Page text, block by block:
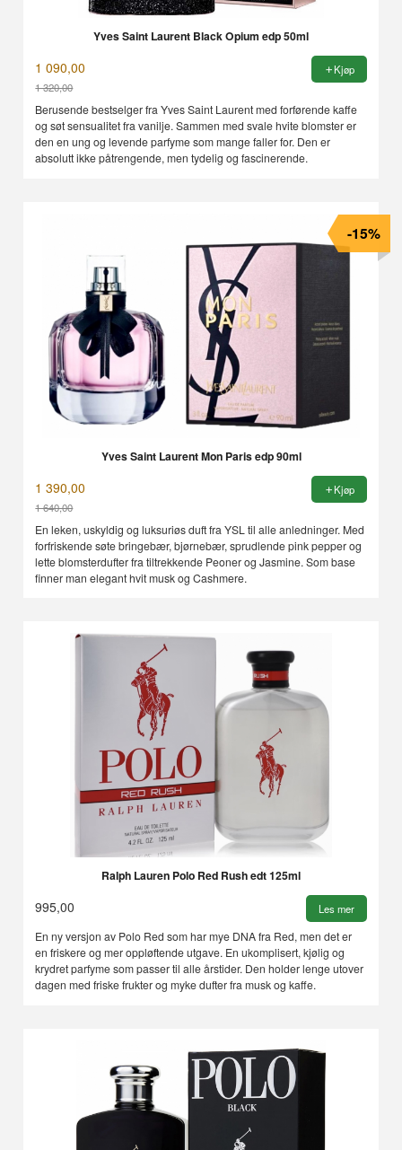
Yves Saint Laurent Black Opium edp 50ml
1 090,00
1 320,00
Rabatt
Kjøp
Berusende bestselger fra Yves Saint Laurent med forførende kaffe
og søt sensualitet fra vanilje. Sammen med svale hvite blomster er
den en ung og levende parfyme som mange faller for. Den er
absolutt ikke påtrengende, men tydelig og fascinerende.
Yves Saint Laurent Mon Paris edp 90ml
1 390,00
1 640,00
Rabatt
-15%
Kjøp
En leken, uskyldig og luksuriøs duft fra YSL til alle anledninger. Med
forfriskende søte bringebær, bjørnebær, sprudlende pink pepper og
lette blomsterdufter fra tiltrekkende Peoner og Jasmine. Som base
finner man elegant hvit musk og Cashmere.
Ralph Lauren Polo Red Rush edt 125ml
995,00 Les mer
En ny versjon av Polo Red som har mye DNA fra Red, men det er
en friskere og mer oppløftende utgave. En ukomplisert, kjølig og
krydret parfyme som passer til alle årstider. Den holder lenge utover
dagen med friske frukter og myke dufter fra musk og kaffe.